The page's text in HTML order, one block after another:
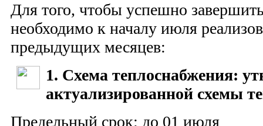
Для того, чтобы успешно
необходимо к началу июля
предыдущих месяцев:
1. Схема теплоснабжения:
актуализированной схемы
Предельный срок: до 01 июля